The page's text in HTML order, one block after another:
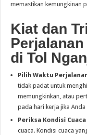
memastikan kemungkinan
Kiat dan
di Tol
Pilih Waktu
tidak padat untuk
memungkinkan, atau
pada hari kerja jika
Periksa Kondisi Cuaca
cuaca. Kondisi cuaca